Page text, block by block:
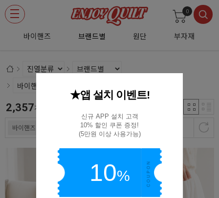
바이핸즈 브랜드별 원단 부자재
0
바이핸즈 (자체제작)
2,357개
★앱 설치 이벤트!
신규 APP 설치 고객
10% 할인 쿠폰 증정!
(5만원 이상 사용가능)
10%